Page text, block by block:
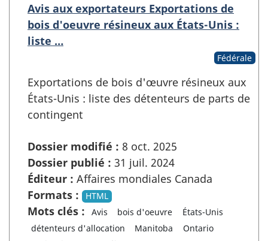
Avis aux exportateurs Exportations de
bois d'oeuvre résineux aux États-Unis :
liste …
Fédérale
Exportations de bois d'œuvre résineux aux
États-Unis : liste des détenteurs de parts de
contingent
Dossier modifié : 8 oct. 2025
Dossier publié : 31 juil. 2024
Éditeur : Affaires mondiales Canada
Formats :
HTML
Mots clés : Avis bois d'oeuvre
États-Unis
détenteurs d'allocation
Manitoba
Ontario